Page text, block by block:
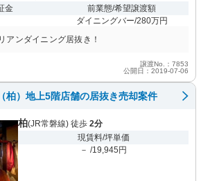
金
前業態/希望譲渡額
ダイニングバー/280万円
アンダイニング居抜き！
譲渡No.：7853
公開日：2019-07-06
柏）地上5階店舗の居抜き売却案件
柏(JR常磐線) 徒歩 2分
現賃料/坪単価
－ /19,945円